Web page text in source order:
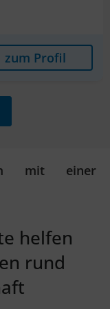
zum Profil
mit einer
helfen
rund